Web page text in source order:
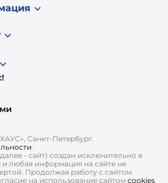
Санкт-Петербург.
- сайт) создан исключительно в
любая информация на сайте не
Продолжая работу с сайтом
на использование сайтом cookies